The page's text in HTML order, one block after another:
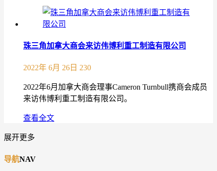
珠三角加拿大商会来访伟博利重工制造有限公司
2022年 6月 26日 230
2022年6月加拿大商会理事Cameron Turnbull携商会成员
来访伟博利重工制造有限公司。
查看全文
展开更多
导航NAV